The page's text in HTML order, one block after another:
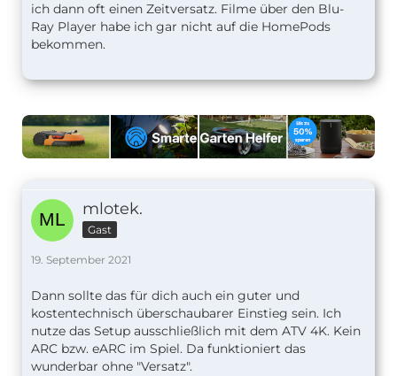
ich dann oft einen Zeitversatz. Filme über den Blu-
Ray Player habe ich gar nicht auf die HomePods
bekommen.
mlotek.
Gast
19. September 2021
Dann sollte das für dich auch ein guter und
kostentechnisch überschaubarer Einstieg sein. Ich
nutze das Setup ausschließlich mit dem ATV 4K. Kein
ARC bzw. eARC im Spiel. Da funktioniert das
wunderbar ohne "Versatz".